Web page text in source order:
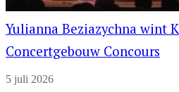
Yulianna Beziazychna wint
Concertgebouw Concours
5 juli 2026